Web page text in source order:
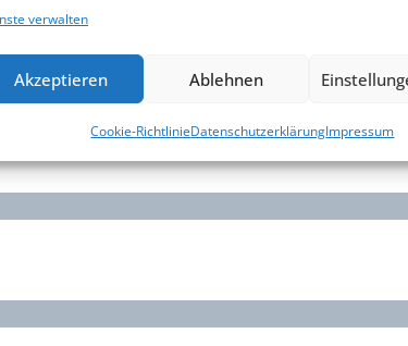
verwalten
Akzeptieren Ablehnen
Cookie-RichtlinieDatenschutzerklärungImpressum